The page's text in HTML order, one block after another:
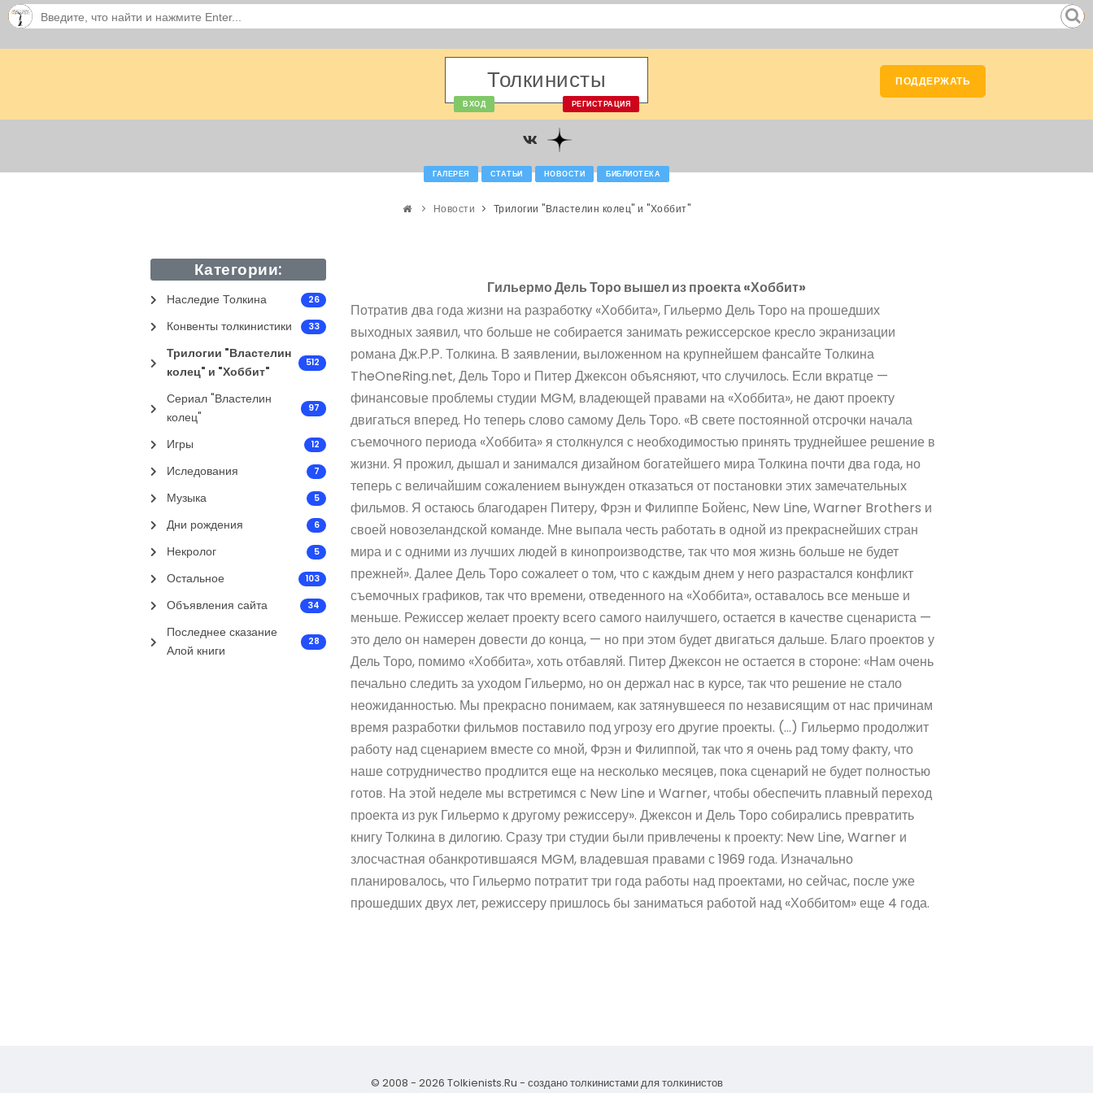
Толкинисты
ВХОД РЕГИСТРАЦИЯ
ПОДДЕРЖАТЬ
ГАЛЕРЕЯ СТАТЬИ НОВОСТИ БИБЛИОТЕКА
Новости Трилогии "Властелин колец" и "Хоббит"
Категории:
Наследие Толкина 26
Конвенты толкинистики 33
Трилогии "Властелин
колец" и "Хоббит"
512
Сериал "Властелин
колец"
97
Игры 12
Иследования 7
Музыка 5
Дни рождения 6
Некролог 5
Остальное 103
Объявления сайта 34
Последнее сказание
Алой книги
28
Гильермо Дель Торо вышел из проекта «Хоббит»
Потратив два года жизни на разработку «Хоббита», Гильермо Дель Торо на прошедших
выходных заявил, что больше не собирается занимать режиссерское кресло экранизации
романа Дж.Р.Р. Толкина. В заявлении, выложенном на крупнейшем фансайте Толкина
TheOneRing.net, Дель Торо и Питер Джексон объясняют, что случилось. Если вкратце —
финансовые проблемы студии MGM, владеющей правами на «Хоббита», не дают проекту
двигаться вперед. Но теперь слово самому Дель Торо. «В свете постоянной отсрочки начала
съемочного периода «Хоббита» я столкнулся с необходимостью принять труднейшее решение в
жизни. Я прожил, дышал и занимался дизайном богатейшего мира Толкина почти два года, но
теперь с величайшим сожалением вынужден отказаться от постановки этих замечательных
фильмов. Я остаюсь благодарен Питеру, Фрэн и Филиппе Бойенс, New Line, Warner Brothers и
своей новозеландской команде. Мне выпала честь работать в одной из прекраснейших стран
мира и с одними из лучших людей в кинопроизводстве, так что моя жизнь больше не будет
прежней». Далее Дель Торо сожалеет о том, что с каждым днем у него разрастался конфликт
съемочных графиков, так что времени, отведенного на «Хоббита», оставалось все меньше и
меньше. Режиссер желает проекту всего самого наилучшего, остается в качестве сценариста —
это дело он намерен довести до конца, — но при этом будет двигаться дальше. Благо проектов у
Дель Торо, помимо «Хоббита», хоть отбавляй. Питер Джексон не остается в стороне: «Нам очень
печально следить за уходом Гильермо, но он держал нас в курсе, так что решение не стало
неожиданностью. Мы прекрасно понимаем, как затянувшееся по независящим от нас причинам
время разработки фильмов поставило под угрозу его другие проекты. (…) Гильермо продолжит
работу над сценарием вместе со мной, Фрэн и Филиппой, так что я очень рад тому факту, что
наше сотрудничество продлится еще на несколько месяцев, пока сценарий не будет полностью
готов. На этой неделе мы встретимся с New Line и Warner, чтобы обеспечить плавный переход
проекта из рук Гильермо к другому режиссеру». Джексон и Дель Торо собирались превратить
книгу Толкина в дилогию. Сразу три студии были привлечены к проекту: New Line, Warner и
злосчастная обанкротившаяся MGM, владевшая правами с 1969 года. Изначально
планировалось, что Гильермо потратит три года работы над проектами, но сейчас, после уже
прошедших двух лет, режиссеру пришлось бы заниматься работой над «Хоббитом» еще 4 года.
© 2008 - 2026 Tolkienists.Ru - создано толкинистами для толкинистов